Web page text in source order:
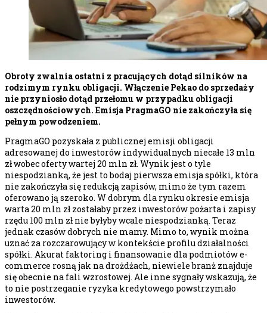
Obroty zwalnia ostatni z pracujących dotąd silników na
rodzimym rynku obligacji. Włączenie Pekao do sprzedaży
nie przyniosło dotąd przełomu w przypadku obligacji
oszczędnościowych. Emisja PragmaGO nie zakończyła się
pełnym powodzeniem.
PragmaGO pozyskała z publicznej emisji obligacji
adresowanej do inwestorów indywidualnych niecałe 13 mln
zł wobec oferty wartej 20 mln zł. Wynik jest o tyle
niespodzianką, że jest to bodaj pierwsza emisja spółki, która
nie zakończyła się redukcją zapisów, mimo że tym razem
oferowano ją szeroko. W dobrym dla rynku okresie emisja
warta 20 mln zł zostałaby przez inwestorów pożarta i zapisy
rzędu 100 mln zł nie byłyby wcale niespodzianką. Teraz
jednak czasów dobrych nie mamy. Mimo to, wynik można
uznać za rozczarowujący w kontekście profilu działalności
spółki. Akurat faktoring i finansowanie dla podmiotów e-
commerce rosną jak na drożdżach, niewiele branż znajduje
się obecnie na fali wzrostowej. Ale inne sygnały wskazują, że
to nie postrzeganie ryzyka kredytowego powstrzymało
inwestorów.